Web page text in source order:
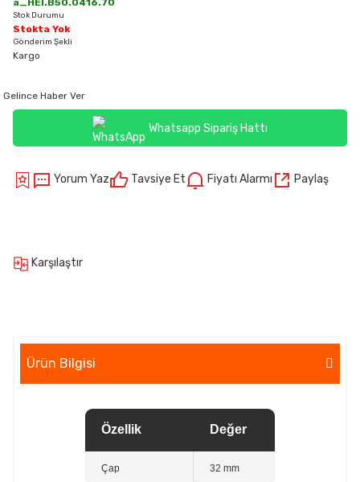
a_HEI.B50.0416.70
Stok Durumu
Stokta Yok
Gönderim Şekli
Kargo
Gelince Haber Ver
Whatsapp Sipariş Hattı
Yorum Yaz Tavsiye Et Fiyatı Alarmı Paylaş
Karşılaştır
Ürün Bilgisi
Özellik Değer
Çap 32 mm